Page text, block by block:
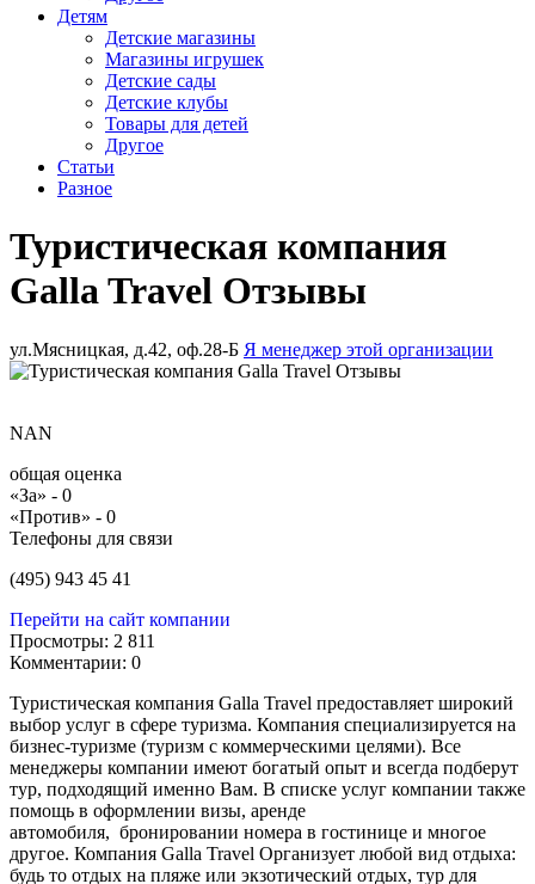
Детям
Детские магазины
Магазины игрушек
Детские сады
Детские клубы
Товары для детей
Другое
Статьи
Разное
Туристическая компания
Galla Travel Отзывы
ул.Мясницкая, д.42, оф.28-Б Я менеджер этой организации
NAN
общая оценка
«За» - 0
«Против» - 0
Телефоны для связи
(495) 943 45 41
Перейти на сайт компании
Просмотры: 2 811
Комментарии: 0
Туристическая компания Galla Travel предоставляет широкий
выбор услуг в сфере туризма. Компания специализируется на
бизнес-туризме (туризм с коммерческими целями). Все
менеджеры компании имеют богатый опыт и всегда подберут
тур, подходящий именно Вам. В списке услуг компании также
помощь в оформлении визы, аренде
автомобиля, бронировании номера в гостинице и многое
другое. Компания Galla Travel Организует любой вид отдыха:
будь то отдых на пляже или экзотический отдых, тур для